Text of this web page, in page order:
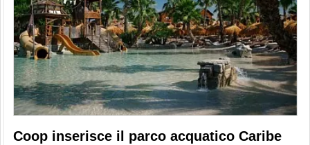
Coop inserisce il parco acquatico Caribe